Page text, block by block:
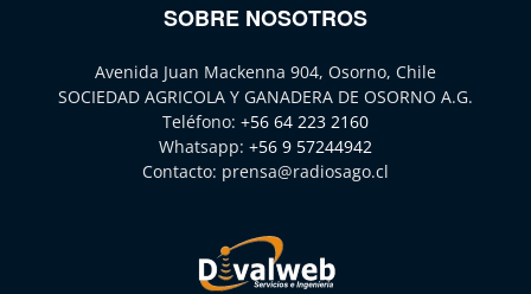
SOBRE NOSOTROS
Avenida Juan Mackenna 904, Osorno, Chile
SOCIEDAD AGRICOLA Y GANADERA DE OSORNO A.G.
Teléfono: +56 64 223 2160
Whatsapp: +56 9 57244942
Contacto: prensa@radiosago.cl